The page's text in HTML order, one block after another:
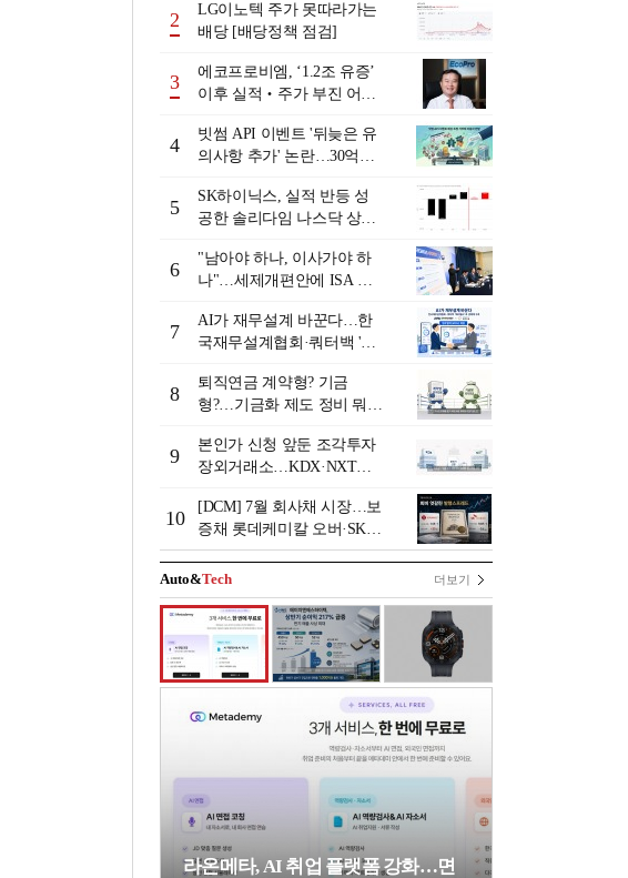
2
LG이노텍 주가 못따라가는
배당 [배당정책 점검]
3
에코프로비엠, ‘1.2조 유증’
이후 실적‧주가 부진 어쩌
4
빗썸 API 이벤트 '뒤늦은 유
의사항 추가' 논란…30억원
발
5
SK하이닉스, 실적 반등 성
공한 솔리다임 나스닥 상장
6
"남아야 하나, 이사가야 하
나"…세제개편안에 ISA 투
7
AI가 재무설계 바꾼다…한
국재무설계협회·쿼터백 '베
8
퇴직연금 계약형? 기금
형?…기금화 제도 정비 뭐길
(상)]
9
본인가 신청 앞둔 조각투자
장외거래소…KDX·NXT컨
10
[DCM] 7월 회사채 시장…보
증채 롯데케미칼 오버·SK에
코플랜트 언더 [7월 리뷰①]
Auto&Tech 더보기
라온메타, AI 취업 플랫폼 강화…면